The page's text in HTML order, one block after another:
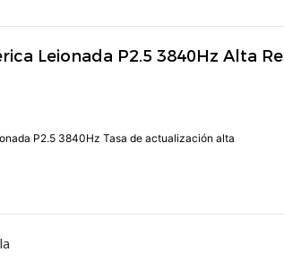
Leionada P2.5 3840Hz Alta
P2.5 3840Hz Tasa de actualización alta